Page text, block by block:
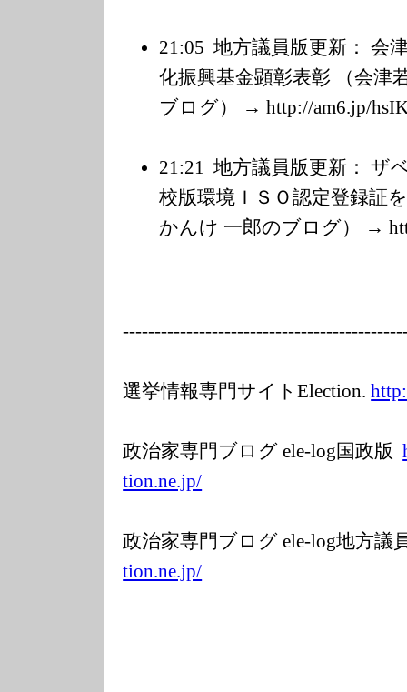
21:05 地方議員版更新： 会
化振興基金顕彰表彰 （会津
ブログ） → http://am6.jp/h
21:21 地方議員版更新： ザ
校版環境ＩＳＯ認定登録証
かんけ 一郎のブログ） →
---------------------------------------
選挙情報専門サイトElection.
政治家専門ブログ ele-log国政版
tion.ne.jp/
政治家専門ブログ ele-log地方議
tion.ne.jp/